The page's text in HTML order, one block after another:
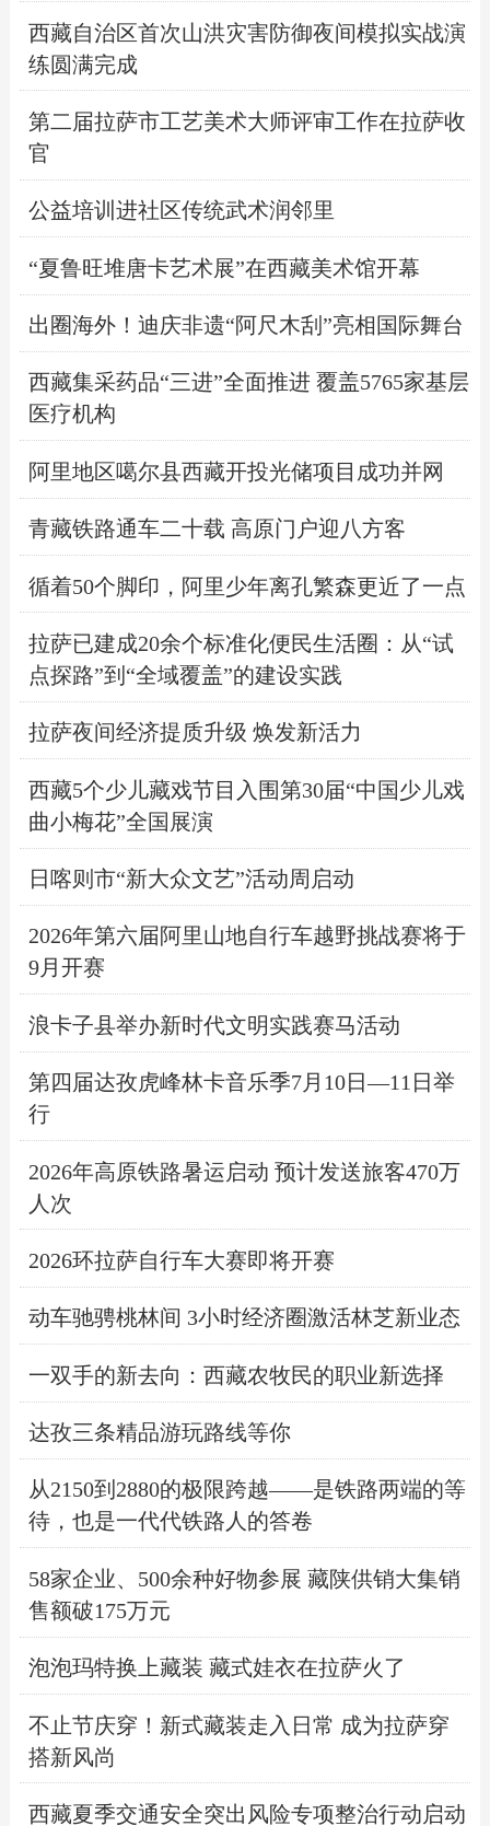
西藏自治区首次山洪灾害防御夜间模拟实战演
练圆满完成
第二届拉萨市工艺美术大师评审工作在拉萨收
官
公益培训进社区传统武术润邻里
“夏鲁旺堆唐卡艺术展”在西藏美术馆开幕
出圈海外！迪庆非遗“阿尺木刮”亮相国际舞台
西藏集采药品“三进”全面推进 覆盖5765家基层
医疗机构
阿里地区噶尔县西藏开投光储项目成功并网
青藏铁路通车二十载 高原门户迎八方客
循着50个脚印，阿里少年离孔繁森更近了一点
拉萨已建成20余个标准化便民生活圈：从“试
点探路”到“全域覆盖”的建设实践
拉萨夜间经济提质升级 焕发新活力
西藏5个少儿藏戏节目入围第30届“中国少儿戏
曲小梅花”全国展演
日喀则市“新大众文艺”活动周启动
2026年第六届阿里山地自行车越野挑战赛将于
9月开赛
浪卡子县举办新时代文明实践赛马活动
第四届达孜虎峰林卡音乐季7月10日—11日举
行
2026年高原铁路暑运启动 预计发送旅客470万
人次
2026环拉萨自行车大赛即将开赛
动车驰骋桃林间 3小时经济圈激活林芝新业态
一双手的新去向：西藏农牧民的职业新选择
达孜三条精品游玩路线等你
从2150到2880的极限跨越——是铁路两端的等
待，也是一代代铁路人的答卷
58家企业、500余种好物参展 藏陕供销大集销
售额破175万元
泡泡玛特换上藏装 藏式娃衣在拉萨火了
不止节庆穿！新式藏装走入日常 成为拉萨穿
搭新风尚
西藏夏季交通安全突出风险专项整治行动启动